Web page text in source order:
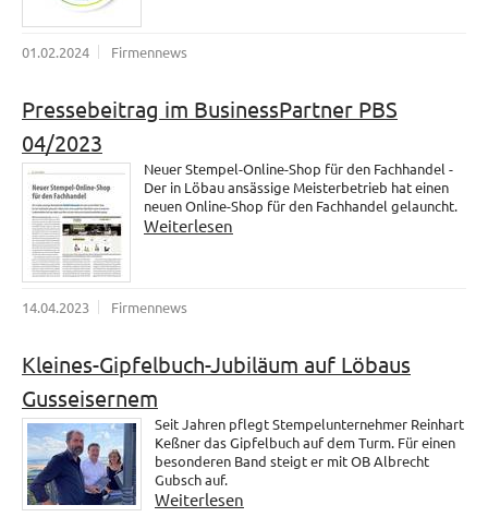
01.02.2024 Firmennews
Pressebeitrag im BusinessPartner PBS
04/2023
Neuer Stempel-Online-Shop für den Fachhandel -
Der in Löbau ansässige Meisterbetrieb hat einen
neuen Online-Shop für den Fachhandel gelauncht.
Weiterlesen
14.04.2023 Firmennews
Kleines-Gipfelbuch-Jubiläum auf Löbaus
Gusseisernem
Seit Jahren pflegt Stempelunternehmer Reinhart
Keßner das Gipfelbuch auf dem Turm. Für einen
besonderen Band steigt er mit OB Albrecht
Gubsch auf.
Weiterlesen